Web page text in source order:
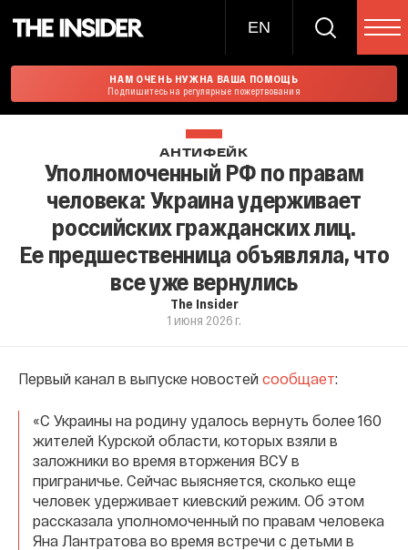
EN
НАМ ОЧЕНЬ НУЖНА ВАША ПОМОЩЬ
Подпишитесь на регулярные пожертвования
АНТИФЕЙК
Уполномоченный РФ по правам
человека: Украина удерживает
российских гражданских лиц.
Ее предшественница объявляла, что
все уже вернулись
The Insider
1 июня 2026 г.
Первый канал в выпуске новостей сообщает:
«C Украины на родину удалось вернуть более 160
жителей Курской области, которых взяли в
заложники во время вторжения ВСУ в
приграничье. Сейчас выясняется, сколько еще
человек удерживает киевский режим. Об этом
рассказала уполномоченный по правам человека
Яна Лантратова во время встречи с детьми в